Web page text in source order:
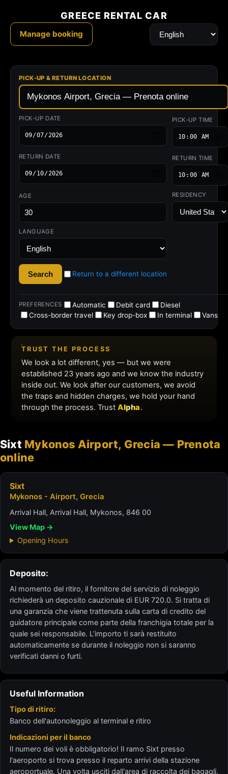
Sixt Mykonos Airport, Grecia — Prenota
online
Sixt
Mykonos - Airport, Grecia
Arrival Hall, Arrival Hall, Mykonos, 846 00
View Map →
Opening Hours
Deposito:
Al momento del ritiro, il fornitore del servizio di noleggio
richiederà un deposito cauzionale di EUR 720.0. Si tratta di
una garanzia che viene trattenuta sulla carta di credito del
guidatore principale come parte della franchigia totale per la
quale sei responsabile. L’importo ti sarà restituito
automaticamente se durante il noleggio non si saranno
verificati danni o furti.
Useful Information
Tipo di ritiro:
Banco dell'autonoleggio al terminal e ritiro
Indicazioni per il banco
Il numero dei voli è obbligatorio! Il ramo Sixt presso
l'aeroporto si trova presso il reparto arrivi della stazione
aeroportuale. Una volta usciti dall'area di raccolta dei bagagli,